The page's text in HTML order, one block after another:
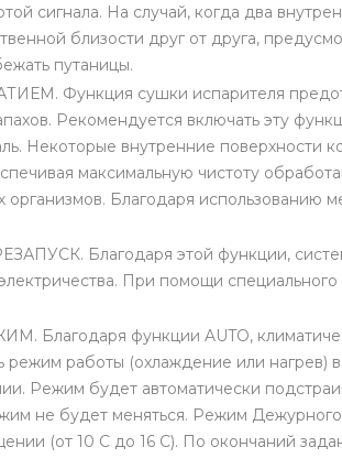
сигнала. На случай, когда два
близости друг от друга,
путаницы.
Функция сушки испарителя
Рекомендуется включать эту
Некоторые внутренние поверхности
максимальную чистоту
Благодаря использованию
Благодаря этой функции,
При помощи
функции AUTO,
режим работы (охлаждение или нагрев)
Режим будет автоматически
не будет меняться. Режим
(от 10 С до 16 С). По окончаний